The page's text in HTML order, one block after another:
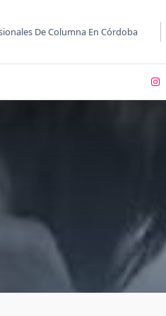
De Columna En Córdoba